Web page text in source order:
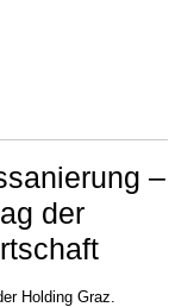
–
der
Holding Graz.